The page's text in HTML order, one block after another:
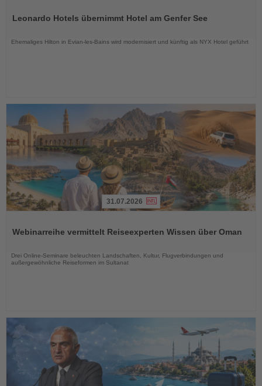
dieLeonardo Hotels übernimmt Hotel am Genfer See
Ehemaliges Hilton in Evian-les-Bains wird modernisiert und künftig als NYX Hotel geführt
die
31.07.2026
Webinarreihe vermittelt Reiseexperten Wissen über Oman
Drei Online-Seminare beleuchten Landschaften, Kultur, Flugverbindungen und
außergewöhnliche Reiseformen im Sultanat